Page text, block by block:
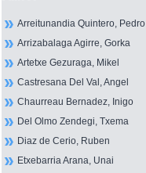
Arreitunandia Quintero, Pedro
Arrizabalaga Agirre, Gorka
Artetxe Gezuraga, Mikel
Castresana Del Val, Angel
Chaurreau Bernadez, Inigo
Del Olmo Zendegi, Txema
Diaz de Cerio, Ruben
Etxebarria Arana, Unai